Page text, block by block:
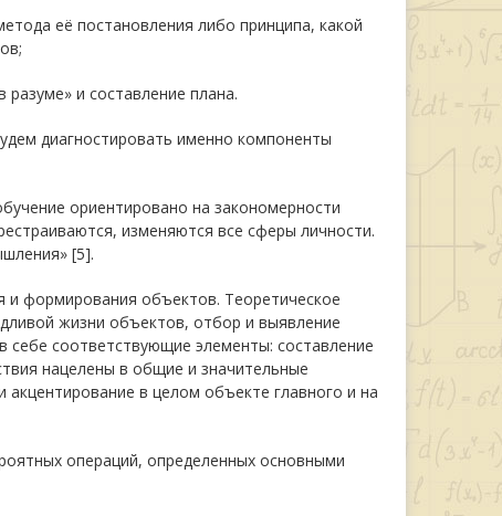
её постановления либо принципа, какой
разуме» и составление плана.
диагностировать именно компоненты
ориентировано на закономерности
изменяются все сферы личности.
[5].
и формирования объектов. Теоретическое
жизни объектов, отбор и выявление
соответствующие элементы: составление
нацелены в общие и значительные
в целом объекте главного и на
операций, определенных основными